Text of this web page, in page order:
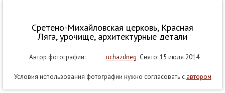
Сретено-Михайловская церковь, Красная
Ляга, урочище, архитектурные детали
Автор фотографии: uchazdneg Снято: 15 июля 2014
Условия использования фотографии нужно согласовать с автором